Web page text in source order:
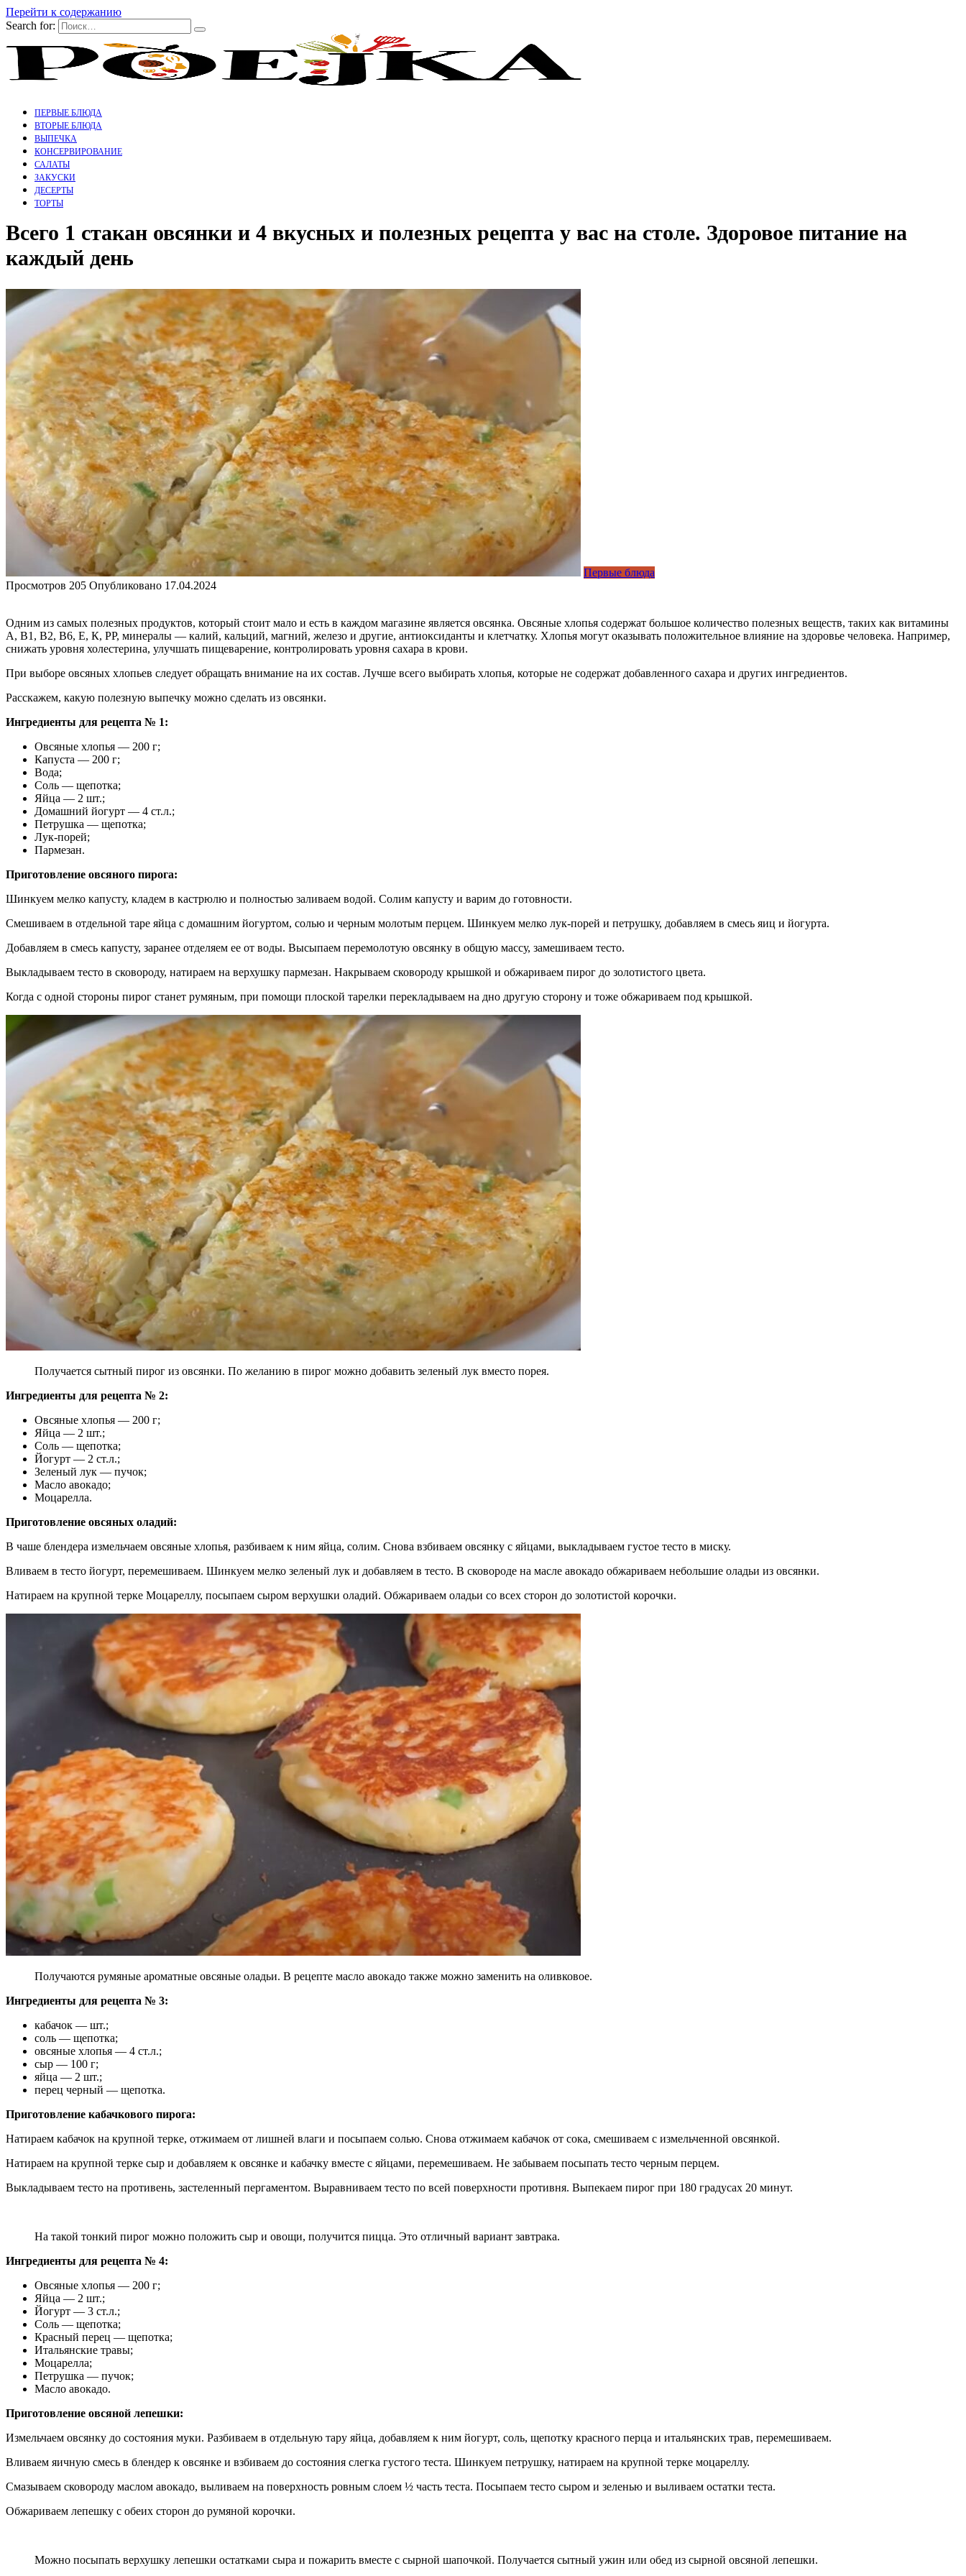
Перейти к содержанию
Search for:
ПЕРВЫЕ БЛЮДА
ВТОРЫЕ БЛЮДА
ВЫПЕЧКА
КОНСЕРВИРОВАНИЕ
САЛАТЫ
ЗАКУСКИ
ДЕСЕРТЫ
ТОРТЫ
Всего 1 стакан овсянки и 4 вкусных и полезных рецепта у вас на столе. Здоровое питание на
каждый день
Первые блюда
Просмотров 205 Опубликовано 17.04.2024
Одним из самых полезных продуктов, который стоит мало и есть в каждом магазине является овсянка. Овсяные хлопья содержат большое количество полезных веществ, таких как витамины
А, B1, B2, B6, E, К, PP, минералы — калий, кальций, магний, железо и другие, антиоксиданты и клетчатку. Хлопья могут оказывать положительное влияние на здоровье человека. Например,
снижать уровня холестерина, улучшать пищеварение, контролировать уровня сахара в крови.
При выборе овсяных хлопьев следует обращать внимание на их состав. Лучше всего выбирать хлопья, которые не содержат добавленного сахара и других ингредиентов.
Расскажем, какую полезную выпечку можно сделать из овсянки.
Ингредиенты для рецепта № 1:
Овсяные хлопья — 200 г;
Капуста — 200 г;
Вода;
Соль — щепотка;
Яйца — 2 шт.;
Домашний йогурт — 4 ст.л.;
Петрушка — щепотка;
Лук-порей;
Пармезан.
Приготовление овсяного пирога:
Шинкуем мелко капусту, кладем в кастрюлю и полностью заливаем водой. Солим капусту и варим до готовности.
Смешиваем в отдельной таре яйца с домашним йогуртом, солью и черным молотым перцем. Шинкуем мелко лук-порей и петрушку, добавляем в смесь яиц и йогурта.
Добавляем в смесь капусту, заранее отделяем ее от воды. Высыпаем перемолотую овсянку в общую массу, замешиваем тесто.
Выкладываем тесто в сковороду, натираем на верхушку пармезан. Накрываем сковороду крышкой и обжариваем пирог до золотистого цвета.
Когда с одной стороны пирог станет румяным, при помощи плоской тарелки перекладываем на дно другую сторону и тоже обжариваем под крышкой.
Получается сытный пирог из овсянки. По желанию в пирог можно добавить зеленый лук вместо порея.
Ингредиенты для рецепта № 2:
Овсяные хлопья — 200 г;
Яйца — 2 шт.;
Соль — щепотка;
Йогурт — 2 ст.л.;
Зеленый лук — пучок;
Масло авокадо;
Моцарелла.
Приготовление овсяных оладий:
В чаше блендера измельчаем овсяные хлопья, разбиваем к ним яйца, солим. Снова взбиваем овсянку с яйцами, выкладываем густое тесто в миску.
Вливаем в тесто йогурт, перемешиваем. Шинкуем мелко зеленый лук и добавляем в тесто. В сковороде на масле авокадо обжариваем небольшие оладьи из овсянки.
Натираем на крупной терке Моцареллу, посыпаем сыром верхушки оладий. Обжариваем оладьи со всех сторон до золотистой корочки.
Получаются румяные ароматные овсяные оладьи. В рецепте масло авокадо также можно заменить на оливковое.
Ингредиенты для рецепта № 3:
кабачок — шт.;
соль — щепотка;
овсяные хлопья — 4 ст.л.;
сыр — 100 г;
яйца — 2 шт.;
перец черный — щепотка.
Приготовление кабачкового пирога:
Натираем кабачок на крупной терке, отжимаем от лишней влаги и посыпаем солью. Снова отжимаем кабачок от сока, смешиваем с измельченной овсянкой.
Натираем на крупной терке сыр и добавляем к овсянке и кабачку вместе с яйцами, перемешиваем. Не забываем посыпать тесто черным перцем.
Выкладываем тесто на противень, застеленный пергаментом. Выравниваем тесто по всей поверхности противня. Выпекаем пирог при 180 градусах 20 минут.
На такой тонкий пирог можно положить сыр и овощи, получится пицца. Это отличный вариант завтрака.
Ингредиенты для рецепта № 4:
Овсяные хлопья — 200 г;
Яйца — 2 шт.;
Йогурт — 3 ст.л.;
Соль — щепотка;
Красный перец — щепотка;
Итальянские травы;
Моцарелла;
Петрушка — пучок;
Масло авокадо.
Приготовление овсяной лепешки:
Измельчаем овсянку до состояния муки. Разбиваем в отдельную тару яйца, добавляем к ним йогурт, соль, щепотку красного перца и итальянских трав, перемешиваем.
Вливаем яичную смесь в блендер к овсянке и взбиваем до состояния слегка густого теста. Шинкуем петрушку, натираем на крупной терке моцареллу.
Смазываем сковороду маслом авокадо, выливаем на поверхность ровным слоем ½ часть теста. Посыпаем тесто сыром и зеленью и выливаем остатки теста.
Обжариваем лепешку с обеих сторон до румяной корочки.
Можно посыпать верхушку лепешки остатками сыра и пожарить вместе с сырной шапочкой. Получается сытный ужин или обед из сырной овсяной лепешки.